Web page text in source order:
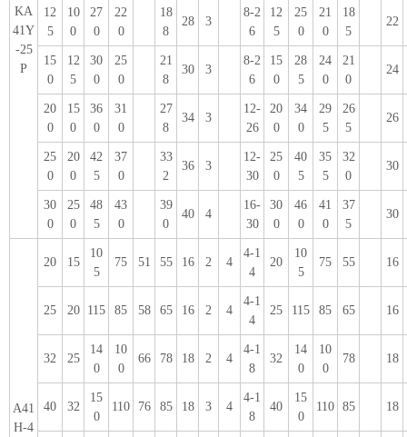
KA
41Y
-25
P
12
5
10
0
27
0
22
0
18
8
28 3
8-2
6
12
5
25
0
21
0
18
5
22
15
0
12
5
30
0
25
0
21
8
30 3
8-2
6
15
0
28
5
24
0
21
0
24
20
0
15
0
36
0
31
0
27
8
34 3
12-
26
20
0
34
0
29
5
26
5
26
25
0
20
0
42
5
37
0
33
2
36 3
12-
30
25
0
40
5
35
5
32
0
30
30
0
25
0
48
5
43
0
39
0
40 4
16-
30
30
0
46
0
41
0
37
5
30
A41
H-4
20 15
10
5
75 51 55 16 2 4
4-1
4
20
10
5
75 55 16
25 20 115 85 58 65 16 2 4
4-1
4
25 115 85 65 16
32 25
14
0
10
0
66 78 18 2 4
4-1
8
32
14
0
10
0
78 18
40 32
15
0
110 76 85 18 3 4
4-1
8
40
15
0
110 85 18